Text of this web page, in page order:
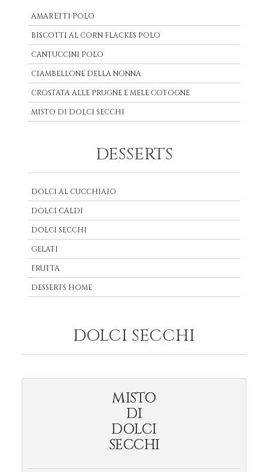
AMARETTI POLO
BISCOTTI AL CORN FLACKES POLO
CANTUCCINI POLO
CIAMBELLONE DELLA NONNA
CROSTATA ALLE PRUGNE E MELE COTOGNE
MISTO DI DOLCI SECCHI
DESSERTS
DOLCI AL CUCCHIAIO
DOLCI CALDI
DOLCI SECCHI
GELATI
FRUTTA
DESSERTS HOME
DOLCI SECCHI
MISTO
DI
DOLCI
SECCHI